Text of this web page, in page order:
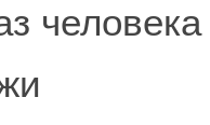
человека